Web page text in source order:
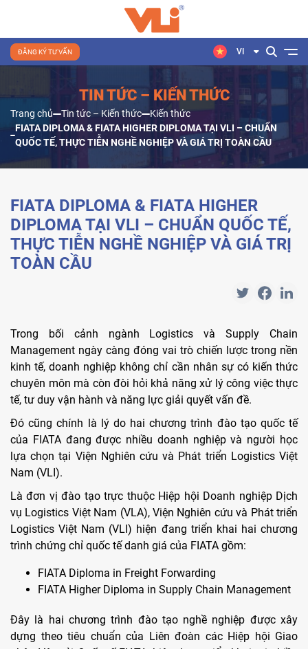
ĐĂNG KÝ TƯ VẤN VI
TIN TỨC – KIẾN THỨC
Trang chủ Tin tức – Kiến thức
Kiến thức
FIATA DIPLOMA & FIATA HIGHER DIPLOMA TẠI VLI – CHUẨN
QUỐC TẾ, THỰC TIỄN NGHỀ NGHIỆP VÀ GIÁ TRỊ TOÀN CẦU
FIATA DIPLOMA & FIATA HIGHER
DIPLOMA TẠI VLI – CHUẨN QUỐC TẾ,
THỰC TIỄN NGHỀ NGHIỆP VÀ GIÁ TRỊ
TOÀN CẦU
Trong bối cảnh ngành Logistics và Supply Chain
Management ngày càng đóng vai trò chiến lược trong nền
kinh tế, doanh nghiệp không chỉ cần nhân sự có kiến thức
chuyên môn mà còn đòi hỏi khả năng xử lý công việc thực
tế, tư duy vận hành và năng lực giải quyết vấn đề.
Đó cũng chính là lý do hai chương trình đào tạo quốc tế
của FIATA đang được nhiều doanh nghiệp và người học
lựa chọn tại Viện Nghiên cứu và Phát triển Logistics Việt
Nam (VLI).
Là đơn vị đào tạo trực thuộc Hiệp hội Doanh nghiệp Dịch
vụ Logistics Việt Nam (VLA), Viện Nghiên cứu và Phát triển
Logistics Việt Nam (VLI) hiện đang triển khai hai chương
trình chứng chỉ quốc tế danh giá của FIATA gồm:
FIATA Diploma in Freight Forwarding
FIATA Higher Diploma in Supply Chain Management
Đây là hai chương trình đào tạo nghề nghiệp được xây
dựng theo tiêu chuẩn của Liên đoàn các Hiệp hội Giao